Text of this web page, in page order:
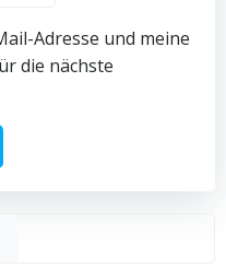
Adresse und meine
die nächste